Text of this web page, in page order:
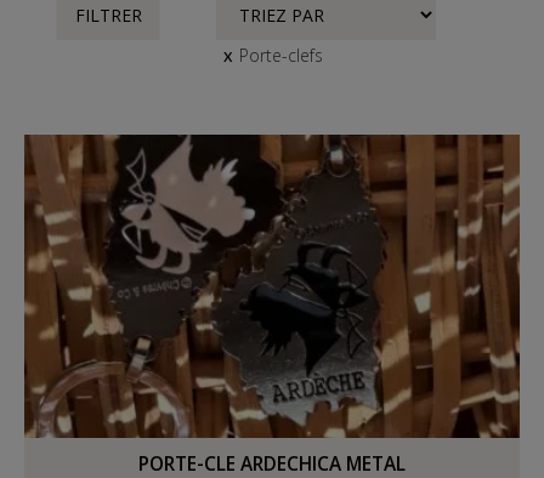
FILTRER
x Porte-clefs
PORTE-CLE ARDECHICA METAL